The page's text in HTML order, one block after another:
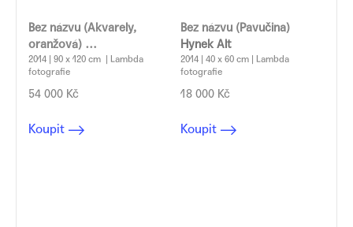
Bez názvu (Akvarely,
oranžová)
Hynek Alt
2014 | 90 x 120 cm | Lambda
fotografie
54 000 Kč
Koupit
Bez názvu (Pavučina)
Hynek Alt
2014 | 40 x 60 cm | Lambda
fotografie
18 000 Kč
Koupit